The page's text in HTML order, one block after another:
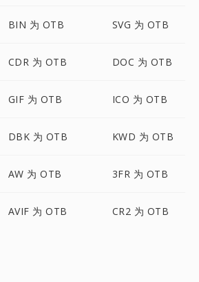
BIN 为 OTB SVG 为 OTB
CDR 为 OTB DOC 为 OTB
GIF 为 OTB ICO 为 OTB
DBK 为 OTB KWD 为 OTB
AW 为 OTB 3FR 为 OTB
AVIF 为 OTB CR2 为 OTB